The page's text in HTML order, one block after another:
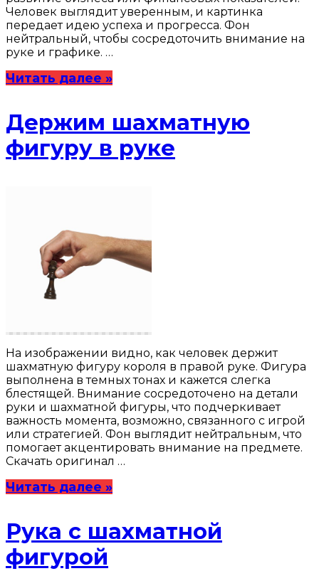
Человек выглядит уверенным, и картинка
передает идею успеха и прогресса. Фон
нейтральный, чтобы сосредоточить внимание на
руке и графике. …
Читать далее »
Держим шахматную
фигуру в руке
На изображении видно, как человек держит
шахматную фигуру короля в правой руке. Фигура
выполнена в темных тонах и кажется слегка
блестящей. Внимание сосредоточено на детали
руки и шахматной фигуры, что подчеркивает
важность момента, возможно, связанного с игрой
или стратегией. Фон выглядит нейтральным, что
помогает акцентировать внимание на предмете.
Скачать оригинал …
Читать далее »
Рука с шахматной
фигурой